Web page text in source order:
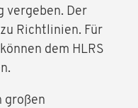
vergeben. Der
Richtlinien. Für
dem HLRS
großen